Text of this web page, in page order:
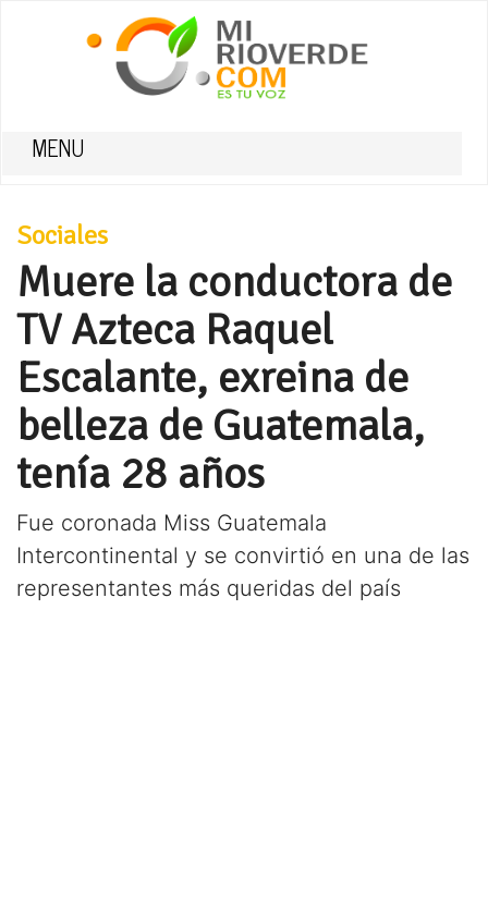
MENU
Sociales
Muere la conductora de
TV Azteca Raquel
Escalante, exreina de
belleza de Guatemala,
tenía 28 años
Fue coronada Miss Guatemala
Intercontinental y se convirtió en una de las
representantes más queridas del país